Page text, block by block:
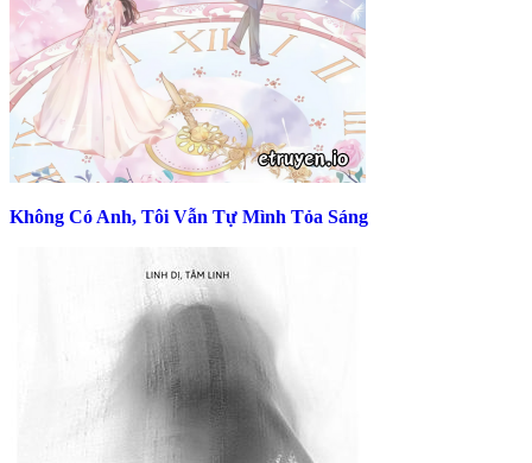
Không Có Anh, Tôi Vẫn Tự Mình Tỏa Sáng